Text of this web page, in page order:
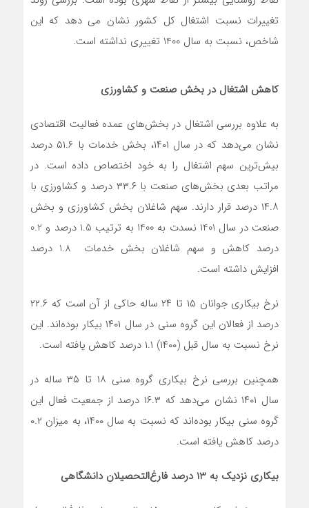
تغییرات نسبت اشتغال کل کشور نشان می دهد که این
شاخص، نسبت به سال 1400 تغییری نداشته است.
کاهش اشتغال در بخش صنعت و کشاورزی
به علاوه بررسی اشتغال در بخش‌های عمده فعالیت اقتصادی
نشان می‌دهد که در سال ١۴٠١، بخش خدمات با ۵١.۶ درصد
بیش­‌ترین سهم اشتغال را به خود اختصاص داده است. در
مراتب بعدی بخش‌های صنعت با ٣٣.۶ درصد و کشاورزی با
١۴.٨ درصد قرار دارند. سهم شاغلان بخش کشاورزی و بخش
صنعت در سال 1401 نسدت به 1400 به ترتیب 1.5 درصد و 0.2
درصد کاهش و سهم شاغلان بخش خدمات 1.8 درصد
افزایش داشته است.
نرخ بیکاری جوانان ١۵ تا ٢۴ ساله حاکی از آن است که ٢٢.۶
درصد از فعالان این گروه سنی در سال ١۴٠١ بیکار بوده‌اند. این
نرخ نسبت به سال قبل (١۴٠٠) ١.١ درصد کاهش یافته است.
همچنین بررسی نرخ بیکاری گروه سنی ١٨ تا ٣۵ ساله در
سال ١۴٠١ نشان می‌دهد که ١۶.٣ درصد از جمعیت فعال این
گروه سنی بیکار بوده‌اند که نسبت به سال ١۴٠٠، به میزان ٠.٢
درصد کاهش یافته است.
بیکاری نزدیک به 13 درصد فارغ‌التحصیلان دانشگاهی